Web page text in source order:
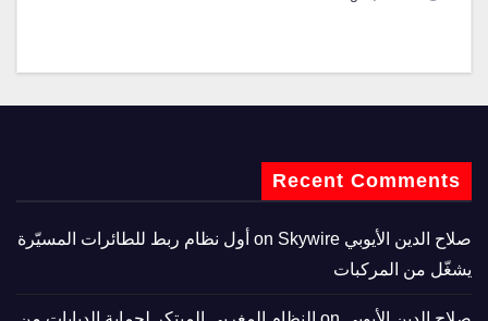
Recent Comments
صلاح الدين الأيوبي
Skywire أول نظام ربط للطائرات المسيّرة
يشغّل من المركبات